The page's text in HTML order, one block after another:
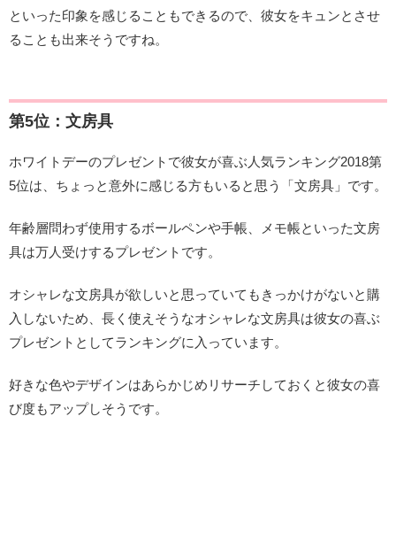
といった印象を感じることもできるので、彼女をキュンとさせ
ることも出来そうですね。
第5位：文房具
ホワイトデーのプレゼントで彼女が喜ぶ人気ランキング2018第
5位は、ちょっと意外に感じる方もいると思う「文房具」です。
年齢層問わず使用するボールペンや手帳、メモ帳といった文房
具は万人受けするプレゼントです。
オシャレな文房具が欲しいと思っていてもきっかけがないと購
入しないため、長く使えそうなオシャレな文房具は彼女の喜ぶ
プレゼントとしてランキングに入っています。
好きな色やデザインはあらかじめリサーチしておくと彼女の喜
び度もアップしそうです。